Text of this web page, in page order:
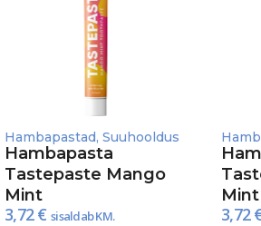
Hambapastad, Suuhooldus
Hambapasta
Tastepaste Mango
Mint
3,72€ sisaldab KM.
Mint
3,72